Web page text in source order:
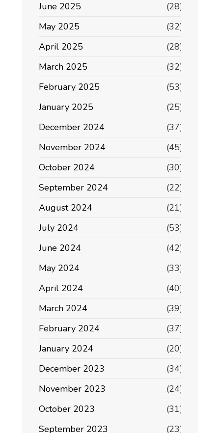
June 2025
(28)
May 2025
(32)
April 2025
(28)
March 2025
(32)
February 2025
(53)
January 2025
(25)
December 2024
(37)
November 2024
(45)
October 2024
(30)
September 2024
(22)
August 2024
(21)
July 2024
(53)
June 2024
(42)
May 2024
(33)
April 2024
(40)
March 2024
(39)
February 2024
(37)
January 2024
(20)
December 2023
(34)
November 2023
(24)
October 2023
(31)
September 2023
(23)